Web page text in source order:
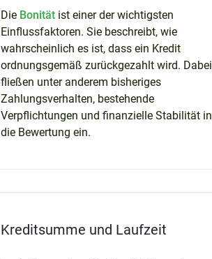
Die Bonität ist einer der wichtigsten
Einflussfaktoren. Sie beschreibt, wie
wahrscheinlich es ist, dass ein Kredit
ordnungsgemäß zurückgezahlt wird. Dabei
fließen unter anderem bisheriges
Zahlungsverhalten, bestehende
Verpflichtungen und finanzielle Stabilität in
die Bewertung ein.
Kreditsumme und Laufzeit